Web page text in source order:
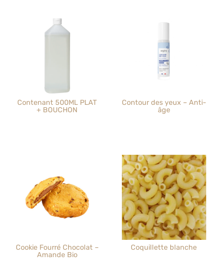
Contenant 500ML PLAT
+ BOUCHON
Contour des yeux – Anti-
âge
Cookie Fourré Chocolat –
Amande Bio
Coquillette blanche